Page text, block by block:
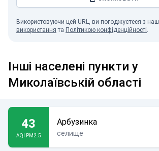
Використовуючи цей URL, ви погоджуєтеся з
використання та Політикою конфіденційності.
Інші населені пункти у
Миколаївській області
43
AQI PM2.5
Арбузинка
селище